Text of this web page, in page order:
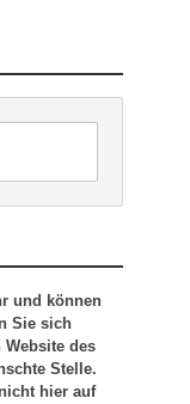
und können
Sie sich
des
Stelle.
hier auf